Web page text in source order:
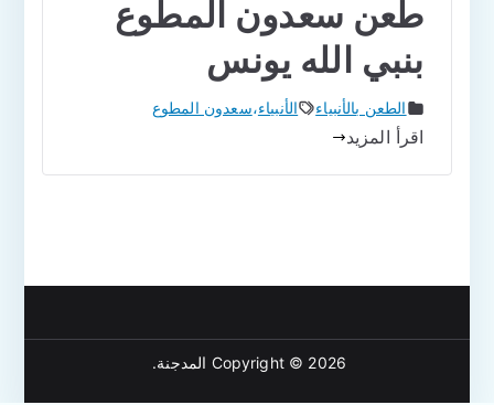
طعن سعدون المطوع
بنبي الله يونس
الطعن بالأنبياء الأنبياء،سعدون المطوع
اقرأ المزيد
Copyright © 2026 المدجنة.